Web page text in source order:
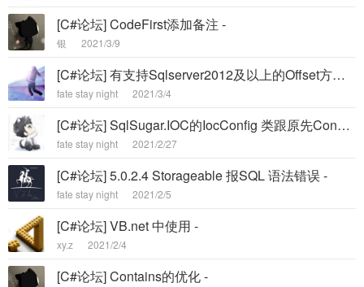
[C#论坛] CodeFirst添加备注 -
银 2021/3/9
[C#论坛] 有支持Sqlserver2012及以上的Offset方式分页查询吗？ -
fate stay night 2021/3/4
[C#论坛] SqlSugar.IOC的IocConfig 类跟原先ConnectionConfig功能差点 -
fate stay night 2021/2/27
[C#论坛] 5.0.2.4 Storageable 报SQL 语法错误 -
fate stay night 2021/2/5
[C#论坛] VB.net 中使用 -
xy.z 2021/2/4
[C#论坛] Contains的优化 -